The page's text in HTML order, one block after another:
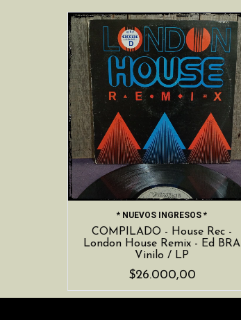
* NUEVOS INGRESOS *
COMPILADO - House Rec -
London House Remix - Ed BRA
Vinilo / LP
$26.000,00